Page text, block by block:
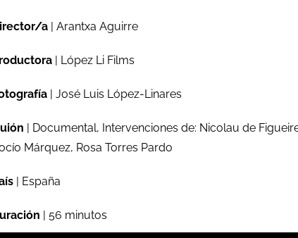
a | Arantxa Aguirre
| López Li Films
| José Luis López-Linares
| Documental, Intervenciones de: Nicolau de
Márquez, Rosa Torres Pardo
| España
| 56 minutos